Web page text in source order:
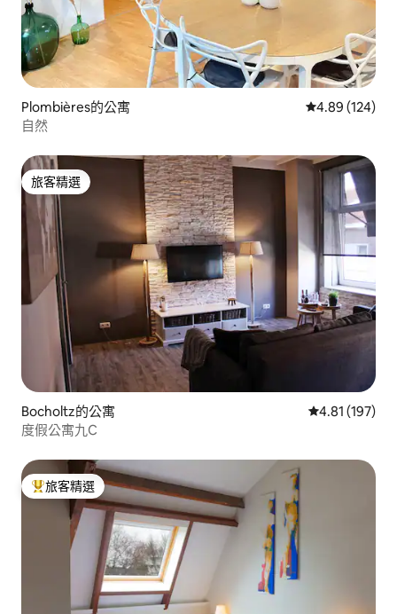
Plombières的公寓 從 124 則評價
4.89 (124)
自然
旅客精選
旅客精選
Bocholtz的公寓 從 197 則評價
4.81 (197)
度假公寓九C
旅客精選榜首
旅客精選